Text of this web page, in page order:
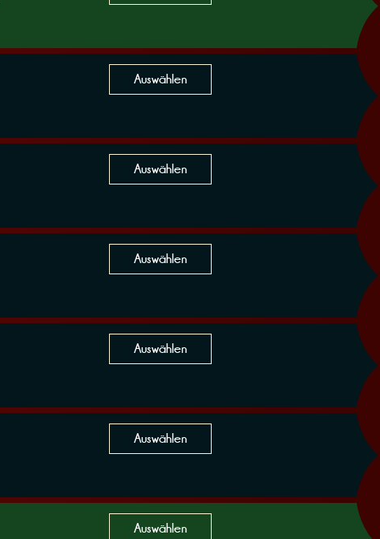
Auswählen
Auswählen
Auswählen
Auswählen
Auswählen
Auswählen